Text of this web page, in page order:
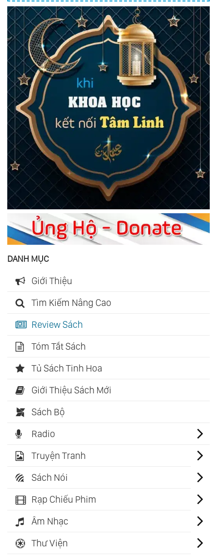
DANH MỤC
Giới Thiệu
Tìm Kiếm Nâng Cao
Review Sách
Tóm Tắt Sách
Tủ Sách Tinh Hoa
Giới Thiệu Sách Mới
Sách Bộ
Radio
Truyện Tranh
Sách Nói
Rạp Chiếu Phim
Âm Nhạc
Thư Viện